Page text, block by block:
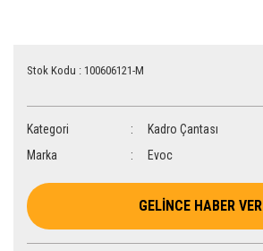
Stok Kodu : 100606121-M
Kategori
Kadro Çantası
Marka
Evoc
GELİNCE HABER VER